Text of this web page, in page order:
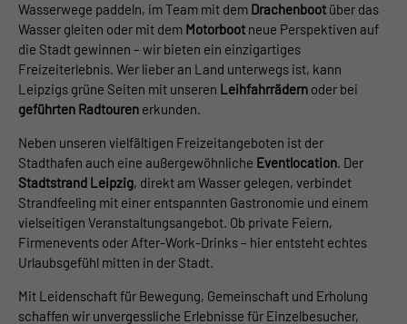
Wasserwege paddeln, im Team mit dem Drachenboot über das
Wasser gleiten oder mit dem Motorboot neue Perspektiven auf
die Stadt gewinnen – wir bieten ein einzigartiges
Freizeiterlebnis. Wer lieber an Land unterwegs ist, kann
Leipzigs grüne Seiten mit unseren Leihfahrrädern oder bei
geführten Radtouren erkunden.
Neben unseren vielfältigen Freizeitangeboten ist der
Stadthafen auch eine außergewöhnliche Eventlocation. Der
Stadtstrand Leipzig, direkt am Wasser gelegen, verbindet
Strandfeeling mit einer entspannten Gastronomie und einem
vielseitigen Veranstaltungsangebot. Ob private Feiern,
Firmenevents oder After-Work-Drinks – hier entsteht echtes
Urlaubsgefühl mitten in der Stadt.
Mit Leidenschaft für Bewegung, Gemeinschaft und Erholung
schaffen wir unvergessliche Erlebnisse für Einzelbesucher,